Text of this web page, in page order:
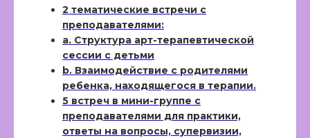
2 тематические встречи с
преподавателями:
а. Структура арт-терапевтической
сессии с детьми
b. Взаимодействие с родителями
ребенка, находящегося в терапии.
5 встреч в мини-группе с
преподавателями для практики,
ответы на вопросы, супервизии,